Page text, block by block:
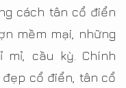
cách tân cổ điển
mềm mại, những
cầu kỳ. Chính
cổ điển, tân cổ